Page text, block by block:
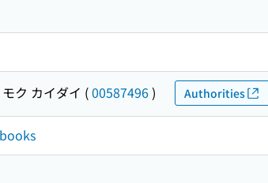
ク カイダイ (00587496) Authorities